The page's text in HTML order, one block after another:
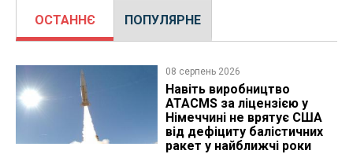
ОСТАННЄ ПОПУЛЯРНЕ
08 серпень 2026
Навіть виробництво
ATACMS за ліцензією у
Німеччині не врятує США
від дефіциту балістичних
ракет у найближчі роки